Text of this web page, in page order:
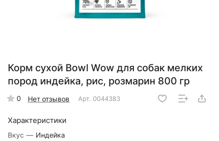
Корм сухой Bowl Wow для собак мелких
пород индейка, рис, розмарин 800 гр
0 Нет отзывов Арт. 0044383
Характеристики
Вкус — Индейка